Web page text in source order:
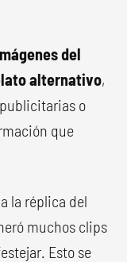
del
alternativo,
o
que
la réplica del
muchos clips
Esto se